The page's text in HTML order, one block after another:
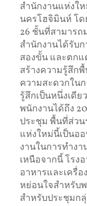
สำนักงานแห่งใ
นครโฮจิมินห์ โ
26 ชั้นที่สามารถ
สำนักงานได้รับ
สองขั้น และตกแ
สร้างความรู้สึก
ความสะดวกใน
รู้สึกเป็นหนึ่งเดี
พนักงานได้ถึง
ประชุม พื้นที่ส่วน
แห่งใหม่นี้เป็นอ
งานในการทำง
เหนือจากนี้ โรง
อาหารและเครื่
หย่อนใจสำหรับ
สำหรับประชุมก